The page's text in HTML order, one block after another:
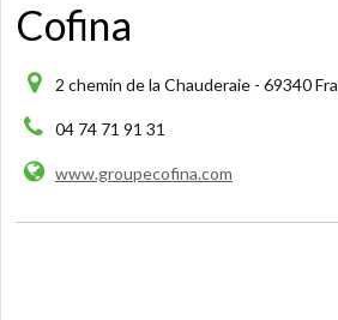
Cofina
2 chemin de la Chauderaie - 69340
04 74 71 91 31
www.groupecofina.com